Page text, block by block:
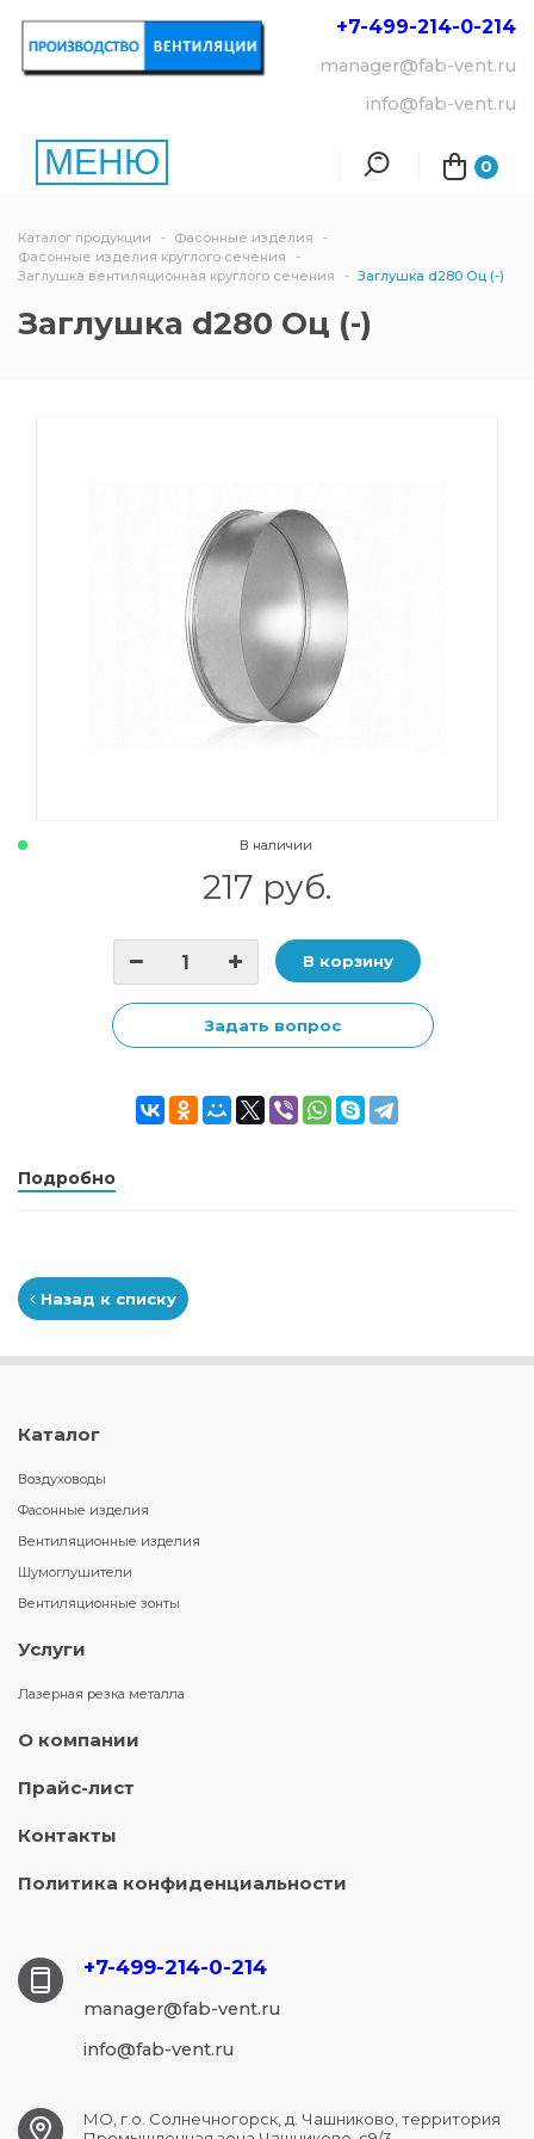
МЕНЮ 0
+7-499-214-0-214
manager@fab-vent.ru
info@fab-vent.ru
Каталог продукции
Фасонные изделия
Фасонные изделия круглого сечения
Заглушка вентиляционная круглого сечения
Заглушка d280 Оц (-)
Заглушка d280 Оц (-)
В наличии
217 руб.
В корзину
Задать вопрос
Подробно
Назад к списку
Каталог
Воздуховоды
Фасонные изделия
Вентиляционные изделия
Шумоглушители
Вентиляционные зонты
Услуги
Лазерная резка металла
О компании
Прайс-лист
Контакты
Политика конфиденциальности
+7-499-214-0-214
manager@fab-vent.ru
info@fab-vent.ru
МО, г.о. Солнечногорск, д. Чашниково, территория